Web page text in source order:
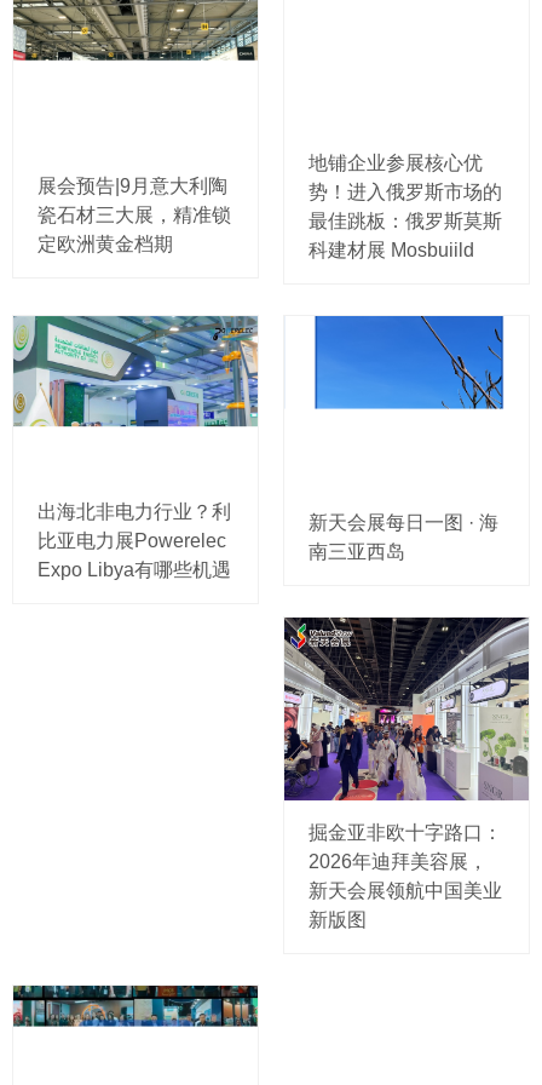
展会预告|9月意大利陶
瓷石材三大展，精准锁
定欧洲黄金档期
地铺企业参展核心优
势！进入俄罗斯市场的
最佳跳板：俄罗斯莫斯
科建材展 Mosbuiild
出海北非电力行业？利
比亚电力展Powerelec
Expo Libya有哪些机遇
新天会展每日一图 · 海
南三亚西岛
掘金亚非欧十字路口：
2026年迪拜美容展，
新天会展领航中国美业
新版图